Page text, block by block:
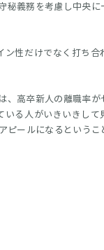
秘義務を考慮し中央に
ン性だけでなく打ち合
、高卒新人の離職率が
いる人がいきいきして
ピールになるというこ